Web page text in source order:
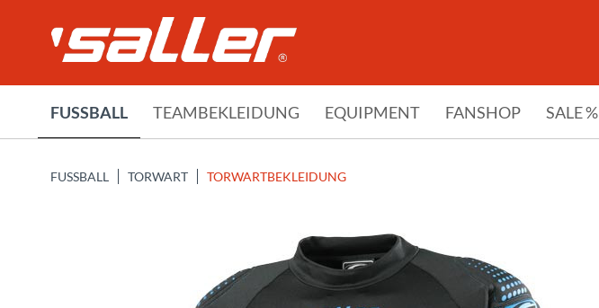
FUSSBALL TEAMBEKLEIDUNG EQUIPMENT FANSHOP SALE %
FUSSBALL TORWART TORWARTBEKLEIDUNG